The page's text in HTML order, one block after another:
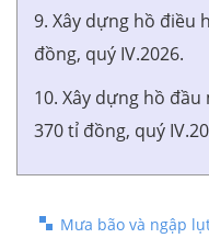
9. Xây dựng hồ điều
đồng, quý IV.2026.
10. Xây dựng hồ
370 tỉ đồng, quý
Mưa bão và ngập